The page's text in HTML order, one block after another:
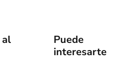
Puede
interesarte